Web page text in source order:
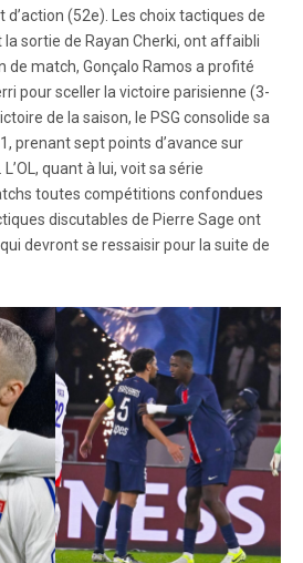
d’action (52e). Les choix tactiques de
sortie de Rayan Cherki, ont affaibli
de match, Gonçalo Ramos a profité
pour sceller la victoire parisienne (3-
de la saison, le PSG consolide sa
prenant sept points d’avance sur
quant à lui, voit sa série
toutes compétitions confondues
discutables de Pierre Sage ont
devront se ressaisir pour la suite de